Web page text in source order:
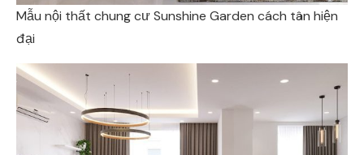
Mẫu nội thất chung cư Sunshine Garden cách tân hiện
đại